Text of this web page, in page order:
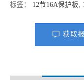
标签： 12节16A保护板
获取